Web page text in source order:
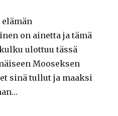
on ainetta ja tämä
ulottuu tässä
Mooseksen
sinä tullut ja maaksi